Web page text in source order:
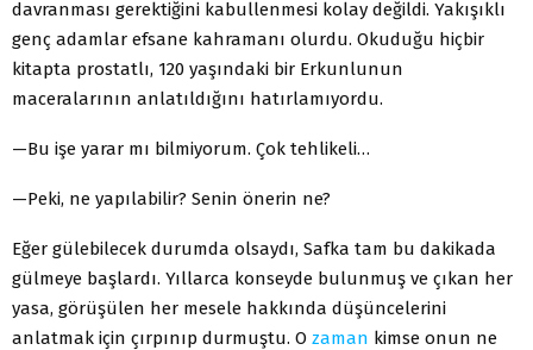
davranması gerektiğini kabullenmesi kolay değildi. Yakışıklı
genç adamlar efsane kahramanı olurdu. Okuduğu hiçbir
kitapta prostatlı, 120 yaşındaki bir Erkunlunun
maceralarının anlatıldığını hatırlamıyordu.
—Bu işe yarar mı bilmiyorum. Çok tehlikeli…
—Peki, ne yapılabilir? Senin önerin ne?
Eğer gülebilecek durumda olsaydı, Safka tam bu dakikada
gülmeye başlardı. Yıllarca konseyde bulunmuş ve çıkan her
yasa, görüşülen her mesele hakkında düşüncelerini
anlatmak için çırpınıp durmuştu. O zaman kimse onun ne